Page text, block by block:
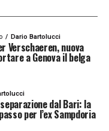
Dario Bartolucci
Verschaeren, nuova
a Genova il belga
dal Bari: la
per l’ex Sampdoria